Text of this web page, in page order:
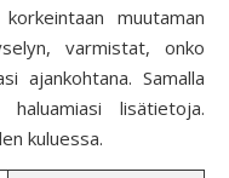
muutaman
varmistat, onko
ajankohtana. Samalla
lisätietoja.
kuluessa.